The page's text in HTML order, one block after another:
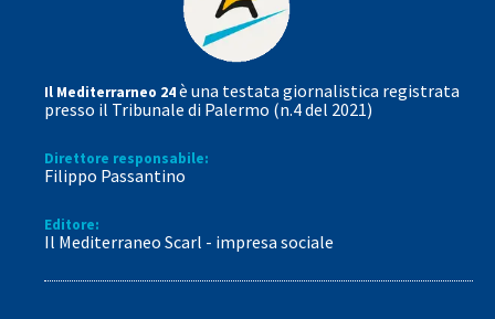
Il Mediterrarneo 24è una testata giornalistica registrata
presso il Tribunale di Palermo (n.4 del 2021)
Direttore responsabile:
Filippo Passantino
Editore:
Il Mediterraneo Scarl - impresa sociale